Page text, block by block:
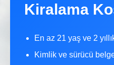
Kiralama
En az 21 yaş ve 2
Kimlik ve sürücü